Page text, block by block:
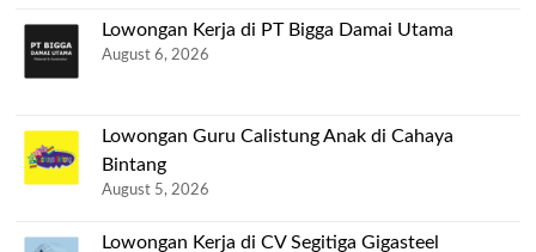
Lowongan Kerja di PT Bigga Damai Utama
August 6, 2026
Lowongan Guru Calistung Anak di Cahaya
Bintang
August 5, 2026
Lowongan Kerja di CV Segitiga Gigasteel